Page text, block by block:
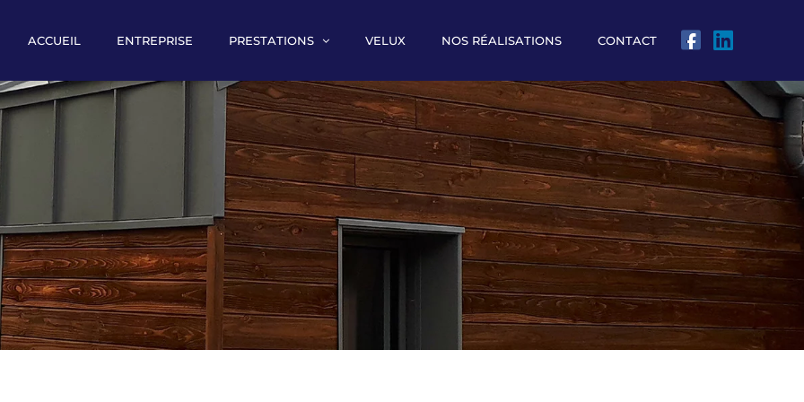
ACCUEIL ENTREPRISE PRESTATIONS VELUX NOS RÉALISATIONS CONTACT